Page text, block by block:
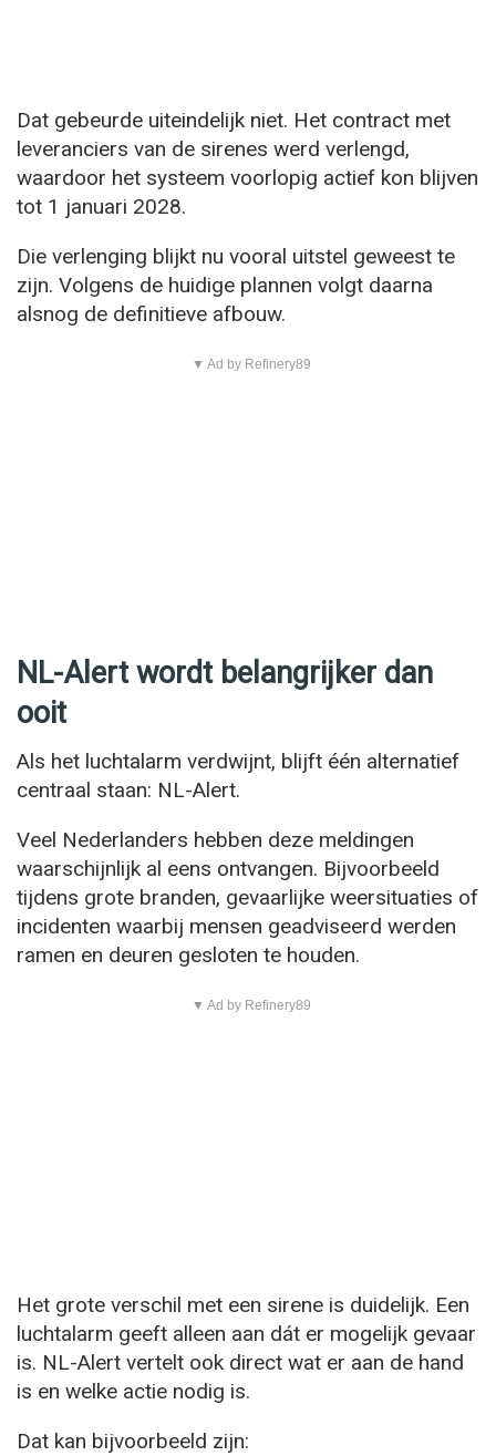
Dat gebeurde uiteindelijk niet. Het contract met
leveranciers van de sirenes werd verlengd,
waardoor het systeem voorlopig actief kon blijven
tot 1 januari 2028.
Die verlenging blijkt nu vooral uitstel geweest te
zijn. Volgens de huidige plannen volgt daarna
alsnog de definitieve afbouw.
▼ Ad by Refinery89
NL-Alert wordt belangrijker dan
ooit
Als het luchtalarm verdwijnt, blijft één alternatief
centraal staan: NL-Alert.
Veel Nederlanders hebben deze meldingen
waarschijnlijk al eens ontvangen. Bijvoorbeeld
tijdens grote branden, gevaarlijke weersituaties of
incidenten waarbij mensen geadviseerd werden
ramen en deuren gesloten te houden.
▼ Ad by Refinery89
Het grote verschil met een sirene is duidelijk. Een
luchtalarm geeft alleen aan dát er mogelijk gevaar
is. NL-Alert vertelt ook direct wat er aan de hand
is en welke actie nodig is.
Dat kan bijvoorbeeld zijn: